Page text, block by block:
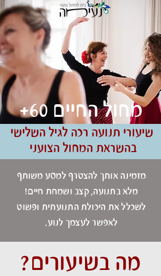
מחול החיים 60+
שיעורי תנועה רכה לגיל השלישי
בהשראת המחול הצועני
מזמינה אותך להצטרף למסע משותף
מלא בתנועה, קצב ושמחת חיים!
לשכלל את היכולת התנועתית ופשוט
לאפשר לעצמך לנוע.
מה בשיעורים?